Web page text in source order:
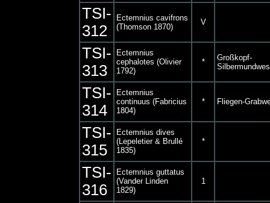
TSI-
312
Ectemnius cavifrons
(Thomson 1870)
V
TSI-
313
Ectemnius
cephalotes (Olivier
1792)
*
Großkopf-
TSI-
314
Ectemnius
continuus (Fabricius
1804)
* Fliegen-
TSI-
315
Ectemnius dives
(Lepeletier & Brullé
1835)
*
TSI-
316
Ectemnius guttatus
(Vander Linden
1829)
1